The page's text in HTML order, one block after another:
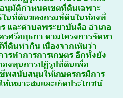
นุมัติกำหนดเขตที่ดินเฉพาะ
นที่ดินของกรมที่ดินในท้องที่
และตำบลพระยาบันลือ อำเภอ
ศรีอยุธยา ตามโครงการจัดหา
ดินทำกิน เนื่องจากเห็นว่า
รทำการการเกษตร อีกทั้งยัง
องทุนการปฏิรูปที่ดินเพื่อ
พสนับสนุนให้เกษตรกรมีการ
เหมาะสมและเกิดประโยชน์